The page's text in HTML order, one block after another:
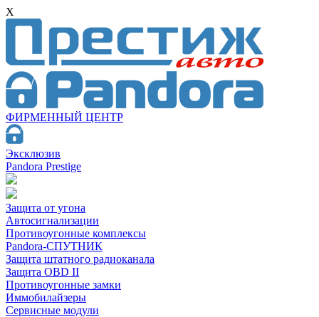
X
ФИРМЕННЫЙ ЦЕНТР
Эксклюзив
Pandora Prestige
Защита от угона
Автосигнализации
Противоугонные комплексы
Pandora-СПУТНИК
Защита штатного радиоканала
Защита OBD II
Противоугонные замки
Иммобилайзеры
Сервисные модули